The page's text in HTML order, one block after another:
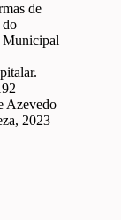
de
do
Municipal
–
Azevedo
2023